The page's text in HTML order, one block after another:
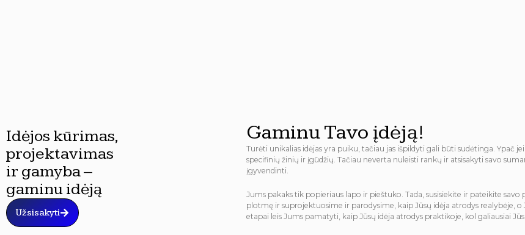
Idėjos kūrimas,
projektavimas
ir gamyba –
gaminu idėją
Užsisakyti
Gaminu Tavo įdėją!
Turėti unikalias idėjas yra puiku, tačiau jas išpildyti gali būti sudėtinga. Ypač
specifinių žinių ir įgūdžių. Tačiau neverta nuleisti rankų ir atsisakyti savo
įgyvendinti.
Jums pakaks tik popieriaus lapo ir pieštuko. Tada, susisiekite ir pateikite
plotmę ir suprojektuosime ir parodysime, kaip Jūsų idėja atrodys realybėje,
etapai leis Jums pamatyti, kaip Jūsų idėja atrodys praktikoje, kol galiausiai